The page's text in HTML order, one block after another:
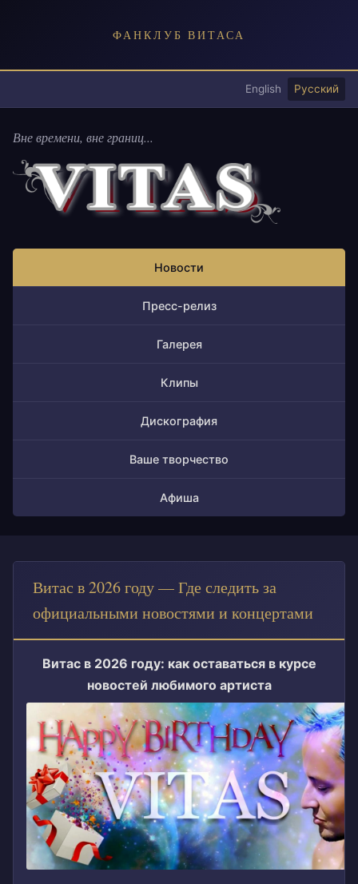
ФАНКЛУБ ВИТАСА
English Русский
Вне времени, вне границ...
Новости
Пресс-релиз
Галерея
Клипы
Дискография
Ваше творчество
Афиша
Витас в 2026 году — Где следить за
официальными новостями и концертами
Витас в 2026 году: как оставаться в курсе
новостей любимого артиста